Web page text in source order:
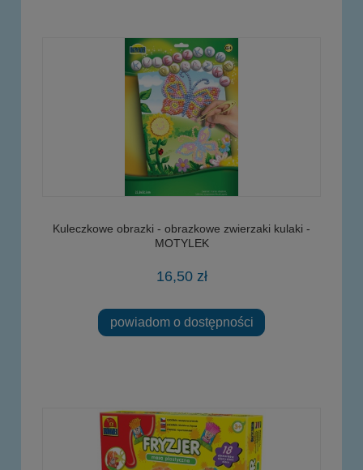
Kuleczkowe obrazki - obrazkowe zwierzaki kulaki -
MOTYLEK
16,50 zł
powiadom o dostępności